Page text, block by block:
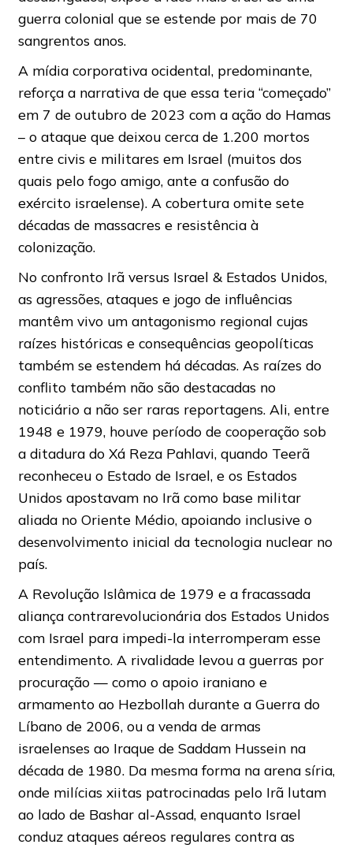
guerra colonial que se estende por mais de 70
sangrentos anos.
A mídia corporativa ocidental, predominante,
reforça a narrativa de que essa teria “começado”
em 7 de outubro de 2023 com a ação do Hamas
– o ataque que deixou cerca de 1.200 mortos
entre civis e militares em Israel (muitos dos
quais pelo fogo amigo, ante a confusão do
exército israelense). A cobertura omite sete
décadas de massacres e resistência à
colonização.
No confronto Irã versus Israel & Estados Unidos,
as agressões, ataques e jogo de influências
mantêm vivo um antagonismo regional cujas
raízes históricas e consequências geopolíticas
também se estendem há décadas. As raízes do
conflito também não são destacadas no
noticiário a não ser raras reportagens. Ali, entre
1948 e 1979, houve período de cooperação sob
a ditadura do Xá Reza Pahlavi, quando Teerã
reconheceu o Estado de Israel, e os Estados
Unidos apostavam no Irã como base militar
aliada no Oriente Médio, apoiando inclusive o
desenvolvimento inicial da tecnologia nuclear no
país.
A Revolução Islâmica de 1979 e a fracassada
aliança contrarevolucionária dos Estados Unidos
com Israel para impedi-la interromperam esse
entendimento. A rivalidade levou a guerras por
procuração — como o apoio iraniano e
armamento ao Hezbollah durante a Guerra do
Líbano de 2006, ou a venda de armas
israelenses ao Iraque de Saddam Hussein na
década de 1980. Da mesma forma na arena síria,
onde milícias xiitas patrocinadas pelo Irã lutam
ao lado de Bashar al-Assad, enquanto Israel
conduz ataques aéreos regulares contra as